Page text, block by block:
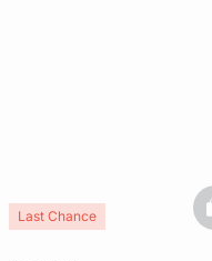
Last Chance